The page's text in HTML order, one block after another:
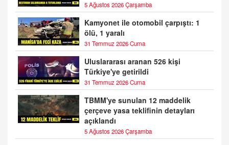
5 Ağustos 2026 Çarşamba
Kamyonet ile otomobil çarpıştı: 1
ölü, 1 yaralı
31 Temmuz 2026 Cuma
Uluslararası aranan 526 kişi
Türkiye'ye getirildi
31 Temmuz 2026 Cuma
TBMM'ye sunulan 12 maddelik
çerçeve yasa teklifinin detayları
açıklandı
5 Ağustos 2026 Çarşamba